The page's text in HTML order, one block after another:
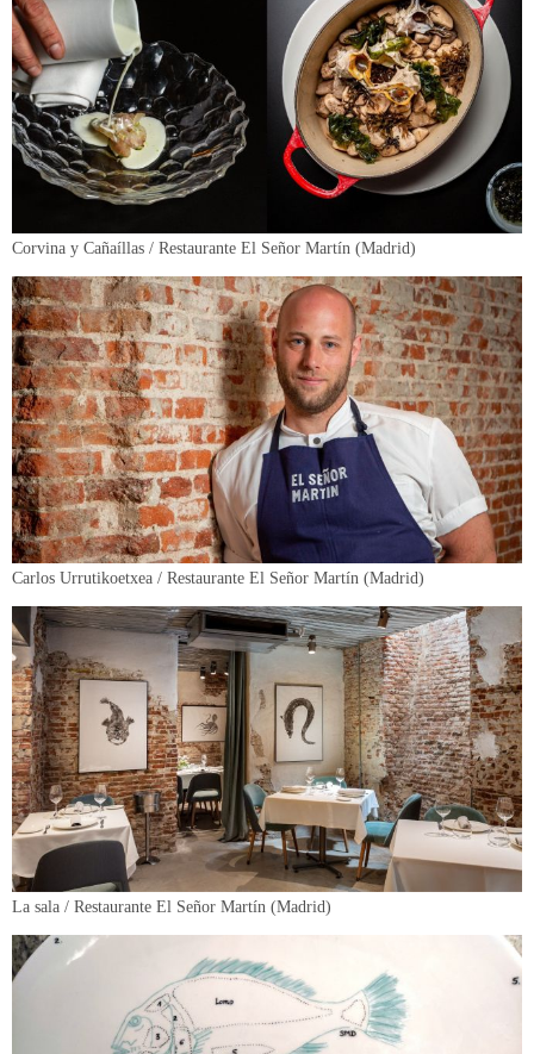
Corvina y Cañaíllas / Restaurante El Señor Martín (Madrid)
Carlos Urrutikoetxea / Restaurante El Señor Martín (Madrid)
La sala / Restaurante El Señor Martín (Madrid)